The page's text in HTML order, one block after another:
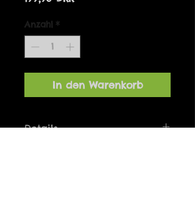
Anzahl *
In den Warenkorb
Details